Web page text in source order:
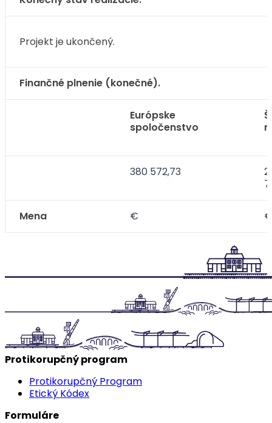
Projekt je ukončený.
Finančné plnenie (konečné).
Európske
spoločenstvo
380 572,73
Mena € €
Protikorupčný program
Protikorupčný Program
Etický Kódex
Formuláre